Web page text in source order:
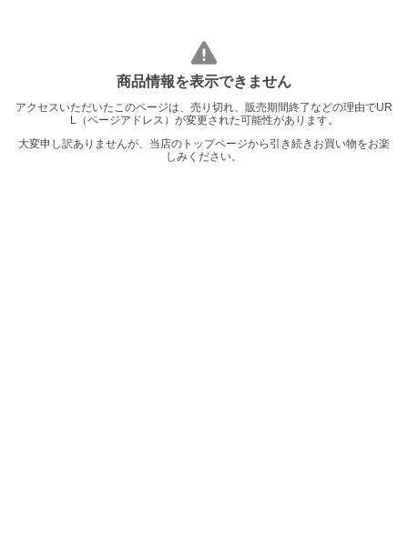
商品情報を表示できません
アクセスいただいたこのページは、売り切れ、販売期間終了などの理由でUR
L（ページアドレス）が変更された可能性があります。
大変申し訳ありませんが、当店のトップページから引き続きお買い物をお楽
しみください。